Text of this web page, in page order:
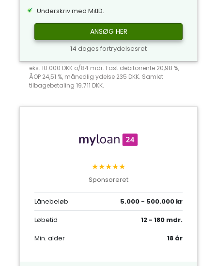
Underskriv med MitID.
ANSØG HER
14 dages fortrydelsesret
eks: 10.000 DKK o/84 mdr. Fast debitorrente 20,98 %,
ÅOP 24,51 %, månedlig ydelse 235 DKK. Samlet
tilbagebetaling 19.711 DKK.
★★★★★
Sponsoreret
Lånebeløb
5.000 - 500.000 kr
Løbetid
12 - 180 mdr.
Min. alder
18 år